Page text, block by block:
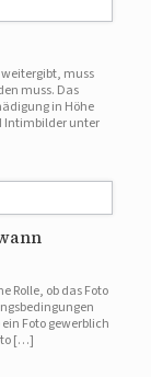
muss
muss. Das
in Höhe
Intimbilder unter
Rolle, ob das Foto
Foto gewerblich
[…]